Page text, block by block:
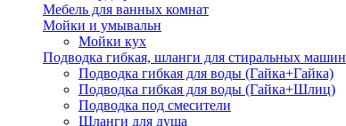
Мебель для ванных комнат
Мойки и умывальн
Мойки кух
Подводка гибкая, шланги для стиральных машин
Подводка гибкая для воды (Гайка+Гайка)
Подводка гибкая для воды (Гайка+Шлиц)
Подводка под смесители
Шланги для душа